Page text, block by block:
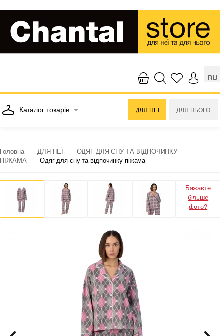
RU
Каталог товарів ДЛЯ НЕЇ ДЛЯ НЬОГО
Головна ДЛЯ НЕЇ
ОДЯГ ДЛЯ СНУ ТА ВІДПОЧИНКУ
ПІЖАМА
Одяг для сну та відпочинку піжама
Бажаєте
більше
фото?